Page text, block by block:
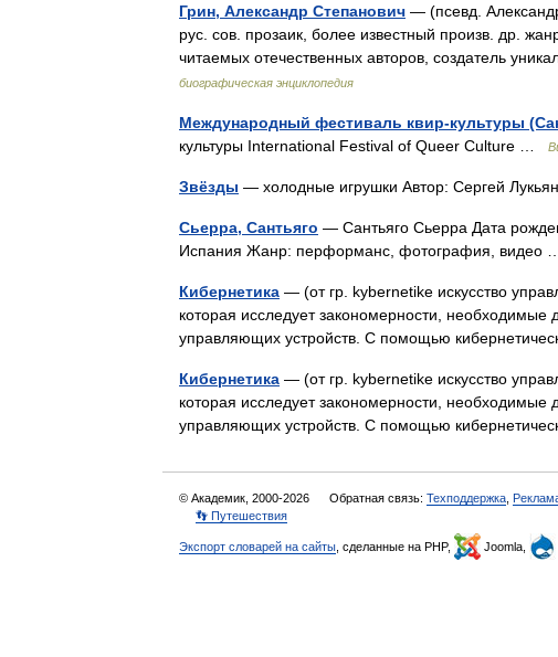
Грин, Александр Степанович — (псевд.
рус. сов. прозаик, более известный произв. др.
читаемых отечественных авторов, создатель
биографическая энциклопедия
Международный фестиваль квир-культуры
культуры International Festival of Queer Culture …
Звёзды — холодные игрушки Автор: Сергей
Сьерра, Сантьяго — Сантьяго Сьерра Дата
Испания Жанр: перформанс, фотография, видео
Кибернетика — (от гр. kybernetike искусство
которая исследует закономерности,
управляющих устройств. С помощью
Кибернетика — (от гр. kybernetike искусство
которая исследует закономерности,
управляющих устройств. С помощью
© Академик, 2000-2026 Обратная связь: Техподдержка
👣 Путешествия
Экспорт словарей на сайты , сделанные на PHP, Joomla,